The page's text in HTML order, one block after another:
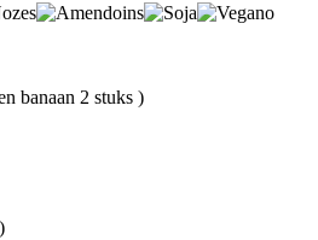
banaan 2 stuks )